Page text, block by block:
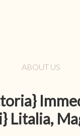
ABOUT US
Litalia,